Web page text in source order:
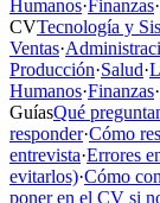
Humanos·Finanzas·
CVTecnología y
Ventas·
Producción·Salud·
Humanos·Finanzas·
GuíasQué
responder·Cómo
entrevista·Errores
evitarlos)·Cómo
poner en el CV si